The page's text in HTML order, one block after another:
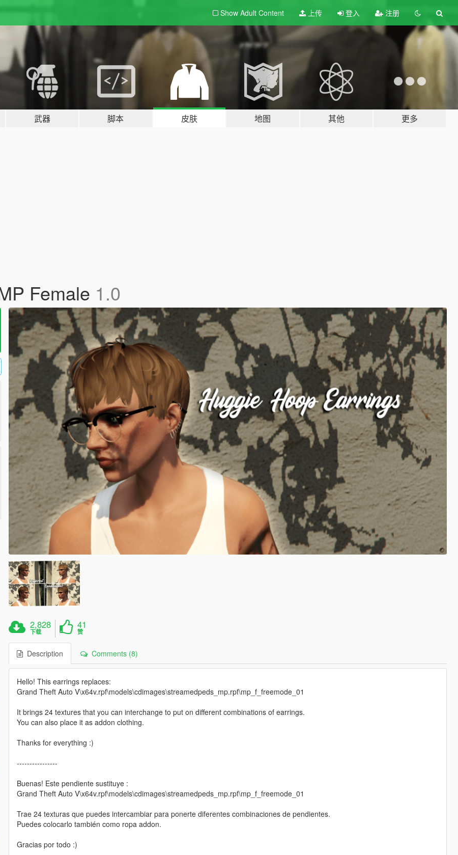
Show Adult Content 上传 登入 注册
武器 脚本 皮肤 地图 其他 更多
Female 1.0
2,828
下载
41
赞
Description Comments (8)
Hello! This earrings replaces:
Grand Theft Auto V\x64v.rpf\models\cdimages\streamedpeds_mp.rpf\mp_f_freemode_01
It brings 24 textures that you can interchange to put on different combinations of earrings.
You can also place it as addon clothing.
Thanks for everything :)
----------------
Buenas! Este pendiente sustituye :
Grand Theft Auto V\x64v.rpf\models\cdimages\streamedpeds_mp.rpf\mp_f_freemode_01
Trae 24 texturas que puedes intercambiar para ponerte diferentes combinaciones de pendientes.
Puedes colocarlo también como ropa addon.
Gracias por todo :)